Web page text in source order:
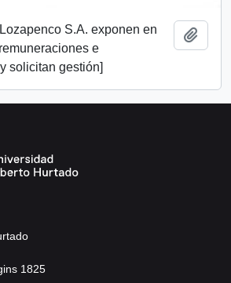
S.A. exponen en
e
solicitan gestión]
1825